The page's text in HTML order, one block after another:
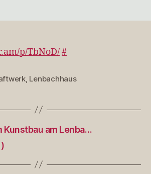
p/TbNoD/#
, Lenbachhaus
Kunstbau am Lenba…